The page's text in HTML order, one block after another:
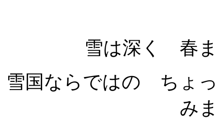
雪は深く 春
雪国ならではの ちょ
み